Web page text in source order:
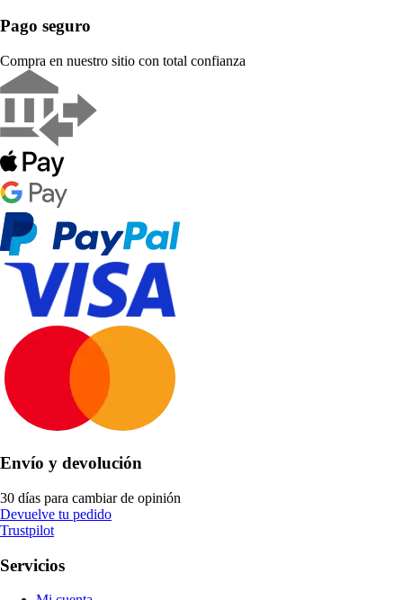
Pago seguro
Compra en nuestro sitio con total confianza
Envío y devolución
30 días para cambiar de opinión
Devuelve tu pedido
Trustpilot
Servicios